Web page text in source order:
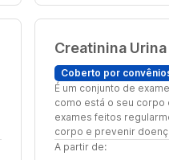
Creatinina
Coberto por
É um conjunto de
como está o seu corpo
exames feitos
corpo e prevenir
A partir de: